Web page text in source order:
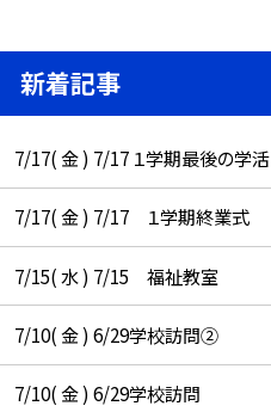
新着記事
7/17( 金 ) 7/17 １学期最後の学活
7/17( 金 ) 7/17 １学期終業式
7/15( 水 ) 7/15 福祉教室
7/10( 金 ) 6/29学校訪問②
7/10( 金 ) 6/29学校訪問